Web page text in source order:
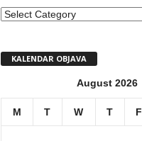
MENI
KALENDAR OBJAVA
August 2026
M T W T F